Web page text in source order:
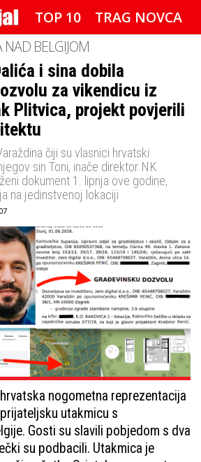
TOP 10
TRAG NOVCA
SPECIJAL
RADAR
FACE
NAD BELGIJOM
i sina dobila
za vikendicu iz
Plitvica, projekt povjerili
čiji su vlasnici hrvatski
sin Toni, inače direktor NK
dokument 1. lipnja ove godine,
na jedinstvenoj lokaciji
nogometna reprezentacija
utakmicu s
Gosti su slavili pobjedom s dva
su podbacili. Utakmica je